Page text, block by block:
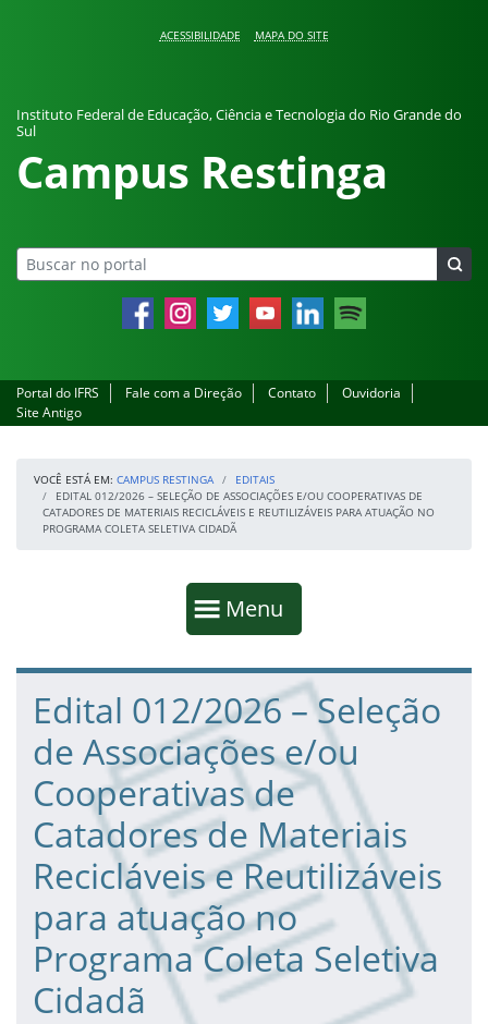
ACESSIBILIDADE MAPA DO SITE
Instituto Federal de Educação, Ciência e Tecnologia do Rio Grande do
Sul
Campus Restinga
FacebookInstagramTwitter YouTube LinkedIn Spotify
Portal do IFRS Fale com a Direção Contato
Ouvidoria
Site Antigo
VOCÊ ESTÁ EM: CAMPUS RESTINGA
EDITAIS
EDITAL 012/2026 – SELEÇÃO DE ASSOCIAÇÕES E/OU COOPERATIVAS DE
CATADORES DE MATERIAIS RECICLÁVEIS E REUTILIZÁVEIS PARA ATUAÇÃO NO
PROGRAMA COLETA SELETIVA CIDADÃ
Mostrar
Menu
Fim da navegação
Início do conteúdo
Edital 012/2026 – Seleção
de Associações e/ou
Cooperativas de
Catadores de Materiais
Recicláveis e Reutilizáveis
para atuação no
Programa Coleta Seletiva
Cidadã